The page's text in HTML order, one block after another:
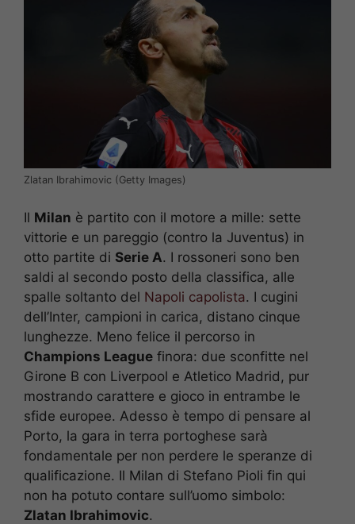
Zlatan Ibrahimovic (Getty Images)
Il Milan è partito con il motore a mille: sette
vittorie e un pareggio (contro la Juventus) in
otto partite di Serie A. I rossoneri sono ben
saldi al secondo posto della classifica, alle
spalle soltanto del Napoli capolista. I cugini
dell’Inter, campioni in carica, distano cinque
lunghezze. Meno felice il percorso in
Champions League finora: due sconfitte nel
Girone B con Liverpool e Atletico Madrid, pur
mostrando carattere e gioco in entrambe le
sfide europee. Adesso è tempo di pensare al
Porto, la gara in terra portoghese sarà
fondamentale per non perdere le speranze di
qualificazione. Il Milan di Stefano Pioli fin qui
non ha potuto contare sull’uomo simbolo:
Zlatan Ibrahimovic.